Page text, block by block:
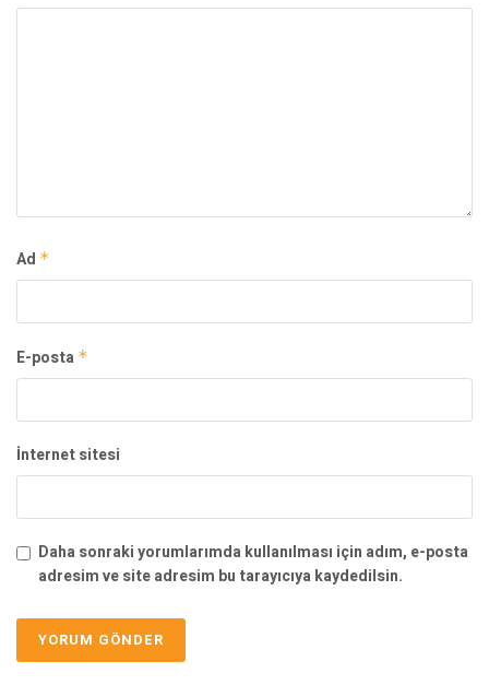
Ad *
E-posta *
İnternet sitesi
Daha sonraki yorumlarımda kullanılması için adım, e-posta
adresim ve site adresim bu tarayıcıya kaydedilsin.